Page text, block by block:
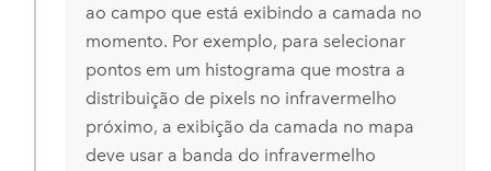
ao campo que está exibindo a camada no
momento. Por exemplo, para selecionar
pontos em um histograma que mostra a
distribuição de pixels no infravermelho
próximo, a exibição da camada no mapa
deve usar a banda do infravermelho